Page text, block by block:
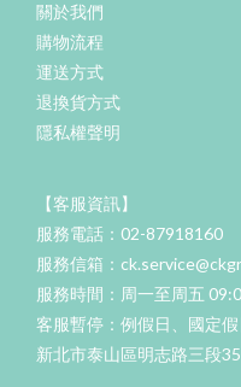
關於我們
購物流程
運送方式
退換貨方式
隱私權聲明
【客服資訊】
服務電話：02-87918160
服務信箱：
服務時間：周一至周五
客服暫停：例假日、國定
新北市泰山區明志路三段